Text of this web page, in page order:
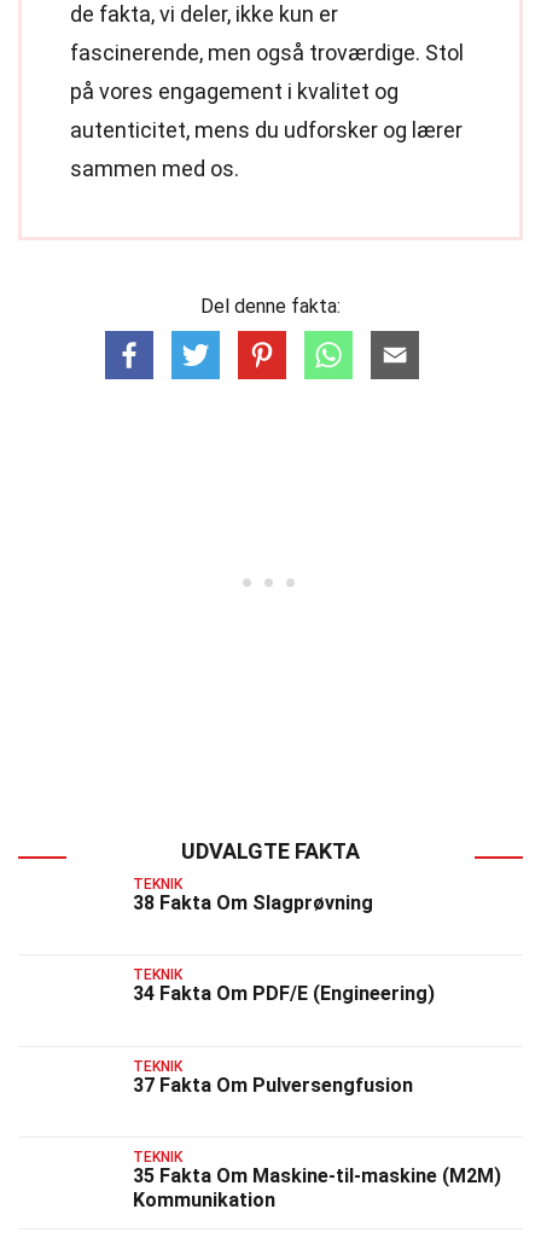
de fakta, vi deler, ikke kun er
fascinerende, men også troværdige. Stol
på vores engagement i kvalitet og
autenticitet, mens du udforsker og lærer
sammen med os.
Del denne fakta:
UDVALGTE FAKTA
TEKNIK
38 Fakta Om Slagprøvning
TEKNIK
34 Fakta Om PDF/E (Engineering)
TEKNIK
37 Fakta Om Pulversengfusion
TEKNIK
35 Fakta Om Maskine-til-maskine (M2M)
Kommunikation